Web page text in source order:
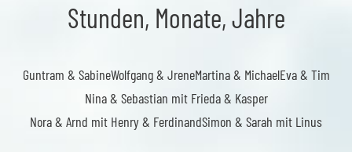
Stunden, Monate, Jahre
Guntram & SabineWolfgang & JreneMartina & MichaelEva & Tim
Nina & Sebastian mit Frieda & Kasper
Nora & Arnd mit Henry & FerdinandSimon & Sarah mit Linus